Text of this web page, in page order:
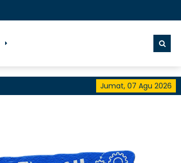
Jumat, 07 Agu 2026